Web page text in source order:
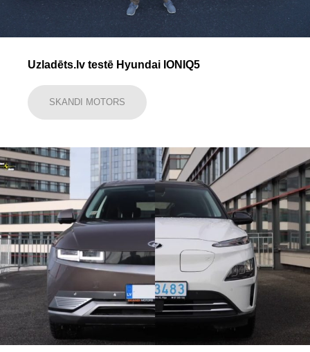
Uzladēts.lv testē Hyundai IONIQ5
SKANDI MOTORS